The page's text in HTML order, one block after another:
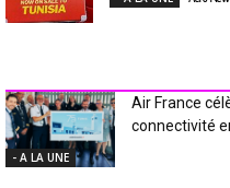
- A LA UNE
Air France
connectivité